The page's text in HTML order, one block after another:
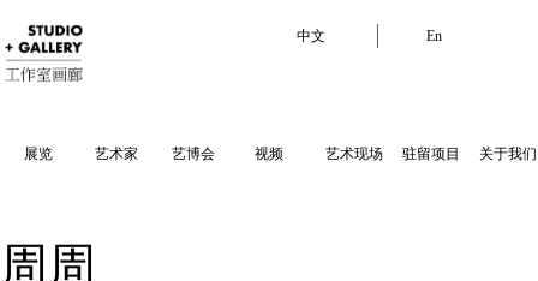
展览 艺术家 艺博会 视频 艺术现场 驻留项目 关于我们
中文 En
周周